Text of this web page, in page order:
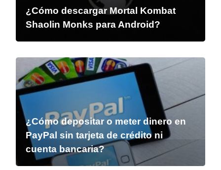
¿Cómo descargar Mortal Kombat
Shaolin Monks para Android?
¿Cómo depositar o meter dinero en
PayPal sin tarjeta de crédito ni
cuenta bancaria?